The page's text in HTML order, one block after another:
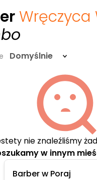
Wręczyca
Domyślnie
nie znaleźliśmy
w innym
Barber w Poraj